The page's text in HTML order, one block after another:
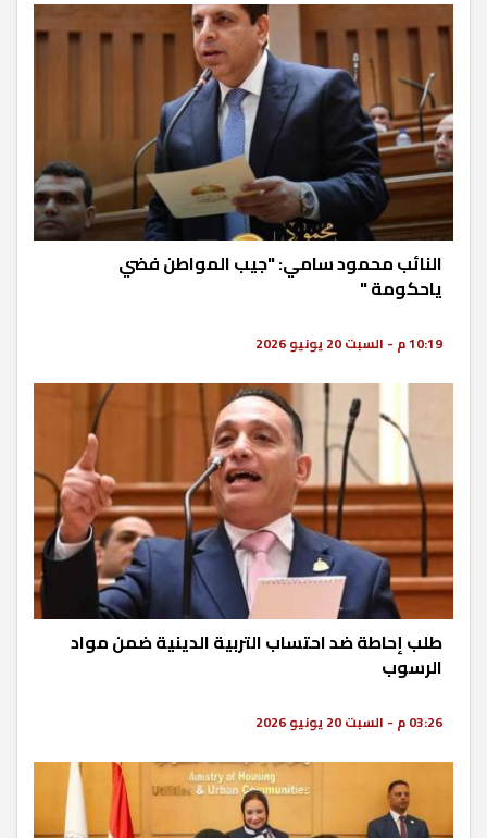
النائب محمود سامي: "جيب المواطن فضي
ياحكومة "
10:19 م - السبت 20 يونيو 2026
طلب إحاطة ضد احتساب التربية الدينية ضمن مواد
الرسوب
03:26 م - السبت 20 يونيو 2026